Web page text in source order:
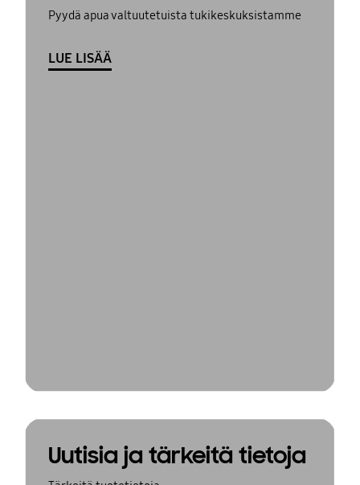
Pyydä apua valtuutetuista tukikeskuksistamme
LUE LISÄÄ
Uutisia ja tärkeitä tietoja